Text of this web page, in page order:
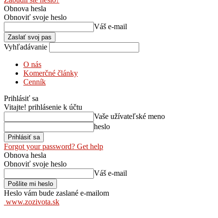
Obnova hesla
Obnoviť svoje heslo
Váš e-mail
Vyhľadávanie
O nás
Komerčné články
Cenník
Prihlásiť sa
Vitajte! prihlásenie k účtu
Vaše užívateľské meno
heslo
Forgot your password? Get help
Obnova hesla
Obnoviť svoje heslo
Váš e-mail
Heslo vám bude zaslané e-mailom
www.zozivota.sk